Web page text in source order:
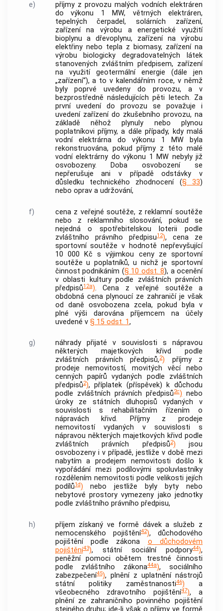
e)
příjmy z provozu malých vodních elektráren
do výkonu 1 MW, větrných elektráren,
tepelných čerpadel, solárních zařízení,
zařízení na výrobu a energetické využití
bioplynu a dřevoplynu, zařízení na výrobu
elektřiny nebo tepla z biomasy, zařízení na
výrobu biologicky degradovatelných látek
stanovených zvláštním předpisem, zařízení
na využití geotermální energie (dále jen
„zařízení“), a to v kalendářním roce, v němž
byly poprvé uvedeny do provozu, a v
bezprostředně následujících pěti letech. Za
první uvedení do provozu se považuje i
uvedení zařízení do zkušebního provozu, na
základě něhož plynuly nebo plynou
poplatníkovi příjmy, a dále případy, kdy malá
vodní elektrárna do výkonu 1 MW byla
rekonstruována, pokud příjmy z této malé
vodní elektrárny do výkonu 1 MW nebyly již
osvobozeny. Doba osvobození se
nepřerušuje ani v případě odstávky v
důsledku technického zhodnocení(§ 33)
nebo oprav a udržování,
f)
cena z veřejné soutěže, z reklamní soutěže
nebo z reklamního slosování, pokud se
nejedná o spotřebitelskou loterii podle
zvláštního právního předpisu12), cena ze
sportovní soutěže v hodnotě nepřevyšující
10 000 Kč s výjimkou ceny ze sportovní
soutěže u poplatníků, u nichž je sportovní
činnost podnikáním (§ 10 odst. 8), a ocenění
v oblasti kultury podle zvláštních právních
předpisů12a). Cena z veřejné soutěže a
obdobná cena plynoucí ze zahraničí je však
od daně osvobozena zcela, pokud byla v
plné výši darována příjemcem na účely
uvedené v § 15 odst. 1,
g)
náhrady přijaté v souvislosti s nápravou
některých majetkových křivd podle
zvláštních právních předpisů,2) příjmy z
prodeje nemovitostí, movitých věcí nebo
cenných papírů vydaných podle zvláštních
předpisů2), příplatek (příspěvek) k důchodu
podle zvláštních právních předpisů2c) nebo
úroky ze státních dluhopisů vydaných v
souvislosti s rehabilitačním řízením o
nápravách křivd. Příjmy z prodeje
nemovitostívydaných v souvislosti s
nápravou některých majetkových křivd podle
zvláštních právních předpisů2) jsou
osvobozeny i v případě, jestliže v době mezi
nabytím a prodejemnemovitosti došlo k
vypořádání mezi podílovými spoluvlastníky
rozdělením nemovitosti podle velikosti jejích
podílů1d) nebo jestliže byly byty nebo
nebytové prostory vymezeny jako jednotky
podle zvláštního právního předpisu,
h)
příjem získaný ve formě dávek a služeb z
nemocenského pojištění42), důchodového
pojištění podle zákona o důchodovém
pojištění43), státní sociální podpory44),
peněžní pomociobětem trestné činnosti
podle zvláštního zákona44a), sociálního
zabezpečení45), plnění z uplatnění nástrojů
státní politiky zaměstnanosti46) a
všeobecného zdravotního pojištění47), a
plnění ze zahraničního povinného pojištění
stejného druhu; jde-li však o příjmy ve formě